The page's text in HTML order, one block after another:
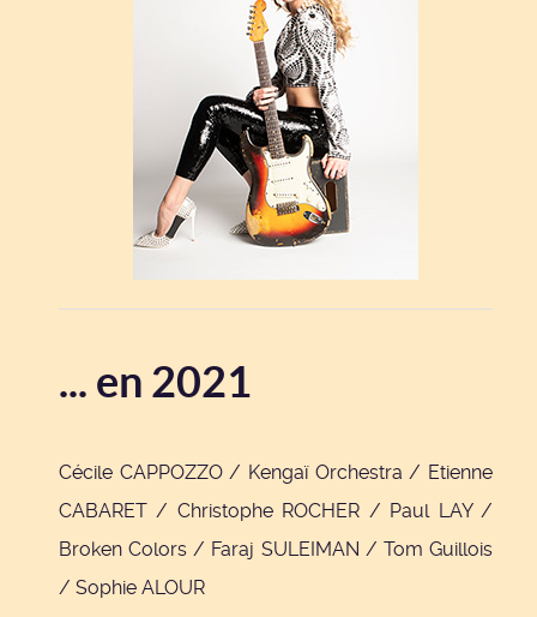
... en 2021
Cécile CAPPOZZO / Kengaï Orchestra / Etienne
CABARET / Christophe ROCHER / Paul LAY /
Broken Colors / Faraj SULEIMAN / Tom Guillois
/ Sophie ALOUR